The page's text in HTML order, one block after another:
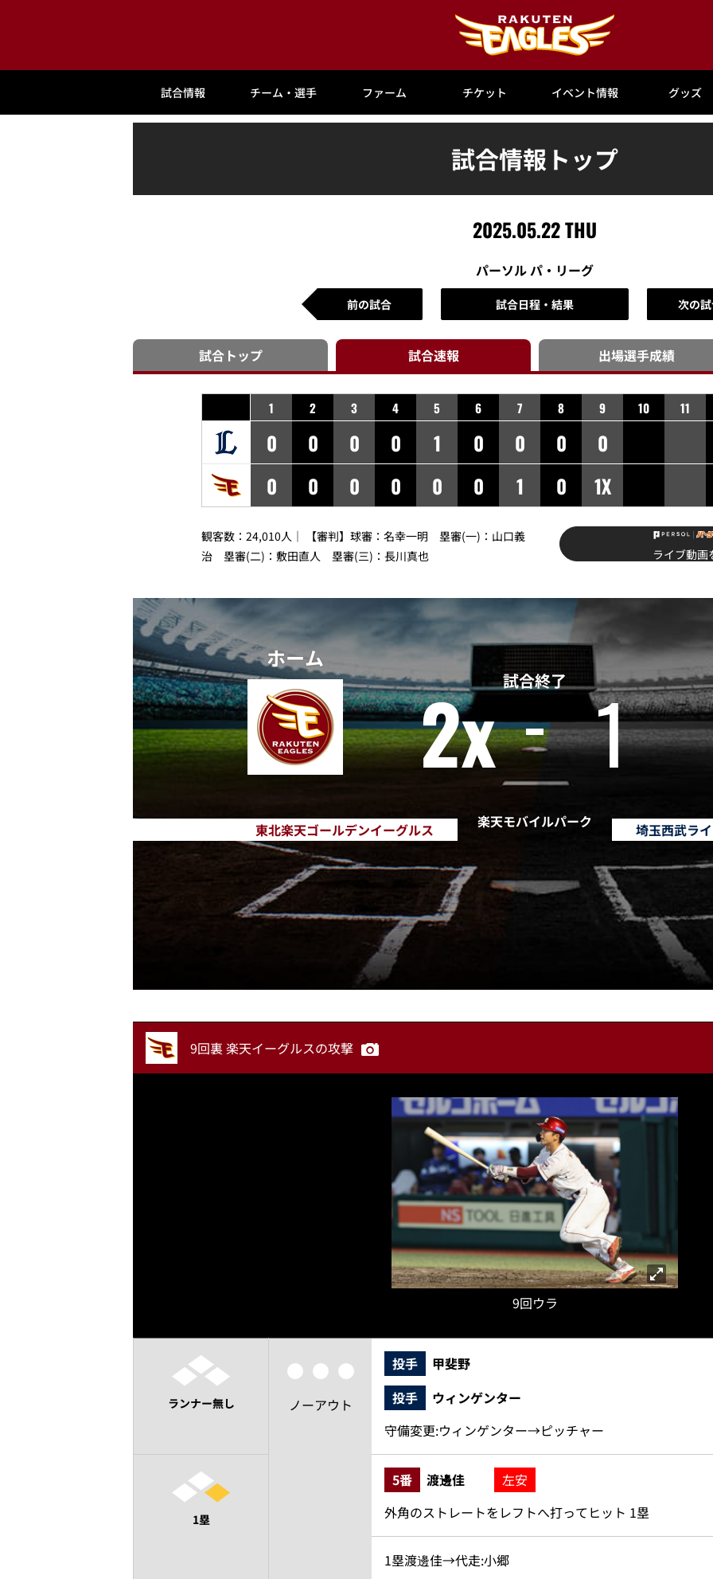
試合情報 チーム・選手 ファーム チケット イベント情報 グッズ
試合情報トップ
2025.05.22 THU
パーソル パ・リーグ
前の試合 試合日程・結果 次の
試合トップ 試合速報 出場選手成績
1 2 3 4 5 6 7 8 9 10 11
0 0 0 0 1 0 0 0
0
0
0 0 0 0 0 1 0 1X
観客数：24,010人｜ 【審判】球審：名幸一明 塁審(一)：山口義
治 塁審(二)：敷田直人 塁審(三)：長川真也
ライブ動画
ホーム
東北楽天ゴールデンイーグルス
試合終了
2x 1
楽天モバイルパーク 埼玉西武ラ
9回裏 楽天イーグルスの攻撃
9回ウラ
ランナー無し ノーアウト
投手
甲斐野
投手
ウィンゲンター
守備変更:ウィンゲンター→ピッチャー
1塁
5番 渡邊佳
左安
外角のストレートをレフトへ打ってヒット 1塁
1塁渡邊佳→代走:小郷